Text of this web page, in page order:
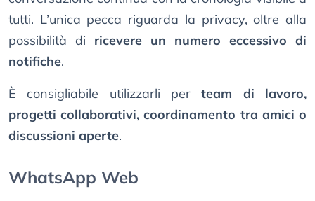
tutti. L’unica pecca riguarda la privacy, oltre alla
possibilità di ricevere un numero eccessivo di
notifiche.
È consigliabile utilizzarli perteam di lavoro,
progetti collaborativi, coordinamento tra amici o
discussioni aperte.
WhatsApp Web